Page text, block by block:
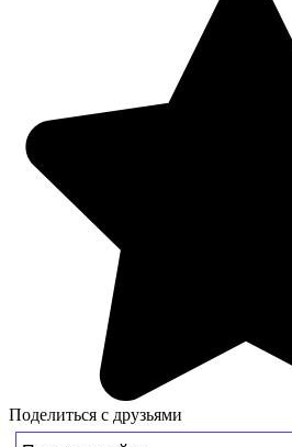
Поделиться с друзьями